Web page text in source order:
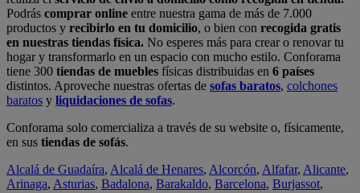
Podrás comprar online entre nuestra gama de más de 7.000
productos y recibirlo en tu domicilio, o bien con recogida gratis
en nuestras tiendas física. No esperes más para crear o renovar tu
hogar y transformarlo en un espacio con mucho estilo. Conforama
tiene 300 tiendas de muebles físicas distribuidas en 6 países
distintos. Aproveche nuestras ofertas de sofas baratos, colchones
baratos y liquidaciones de sofas.
Conforama solo comercializa a través de su website o, físicamente,
en sus tiendas de sofás.
Alcalá de Guadaíra, Alcalá de Henares, Alcorcón, Alfafar, Alicante,
Arinaga, Asturias, Badalona, Barakaldo, Barcelona, Burjassot,